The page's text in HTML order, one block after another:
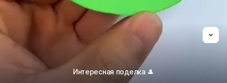
Интересная поделка 🎩